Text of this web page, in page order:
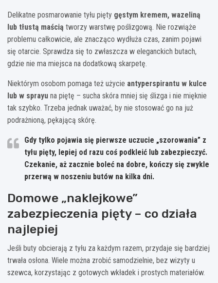
Delikatne posmarowanie tyłu pięty gęstym kremem, wazeliną
lub tłustą maścią tworzy warstwę poślizgową. Nie rozwiąże
problemu całkowicie, ale znacząco wydłuża czas, zanim pojawi
się otarcie. Sprawdza się to zwłaszcza w eleganckich butach,
gdzie nie ma miejsca na dodatkową skarpetę.
Niektórym osobom pomaga też użycie antyperspirantu w kulce
lub w sprayu na piętę – sucha skóra mniej się ślizga i nie mięknie
tak szybko. Trzeba jednak uważać, by nie stosować go na już
podrażnioną, pękającą skórę.
Gdy tylko pojawia się pierwsze uczucie „szorowania” z
tyłu pięty, lepiej od razu coś podkleić lub zabezpieczyć.
Czekanie, aż zacznie boleć na dobre, kończy się zwykle
przerwą w noszeniu butów na kilka dni.
Domowe „naklejkowe”
zabezpieczenia pięty – co działa
najlepiej
Jeśli buty obcierają z tyłu za każdym razem, przydaje się bardziej
trwała osłona. Wiele można zrobić samodzielnie, bez wizyty u
szewca, korzystając z gotowych wkładek i prostych materiałów.